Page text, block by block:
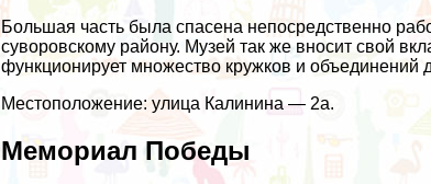
Большая часть была спасена непосредственно
суворовскому району. Музей так же вносит свой
функционирует множество кружков и объединений
Местоположение: улица Калинина — 2а.
Мемориал Победы